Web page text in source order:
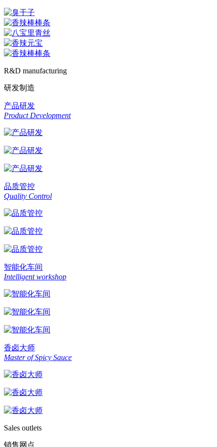
R&D manufacturing
研发制造
产品研发
Product Development
品质管控
Quality Control
智能化车间
Intelligent workshop
香卤大师
Master of Spicy Sauce
Sales outlets
销售网点